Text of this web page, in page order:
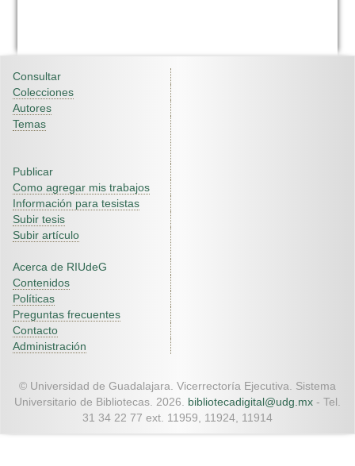
Consultar
Colecciones
Autores
Temas
Publicar
Como agregar mis trabajos
Información para tesistas
Subir tesis
Subir artículo
Acerca de RIUdeG
Contenidos
Políticas
Preguntas frecuentes
Contacto
Administración
© Universidad de Guadalajara. Vicerrectoría Ejecutiva. Sistema
Universitario de Bibliotecas. 2026. bibliotecadigital@udg.mx - Tel.
31 34 22 77 ext. 11959, 11924, 11914